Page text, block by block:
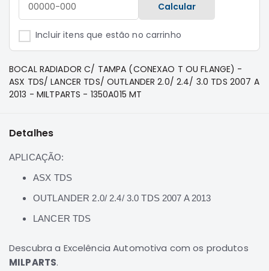
Motor
Freio
Correias
Sport
e
Calcular
Incluir itens que estão no carrinho
BOCAL RADIADOR C/ TAMPA (CONEXAO T OU FLANGE) -
ASX TDS/ LANCER TDS/ OUTLANDER 2.0/ 2.4/ 3.0 TDS 2007 A
2013 - MILTPARTS - 1350A015 MT
Detalhes
APLICAÇÃO:
ASX TDS
OUTLANDER 2.0/ 2.4/ 3.0 TDS 2007 A 2013
LANCER TDS
Descubra a Excelência Automotiva com os produtos
MILPARTS.